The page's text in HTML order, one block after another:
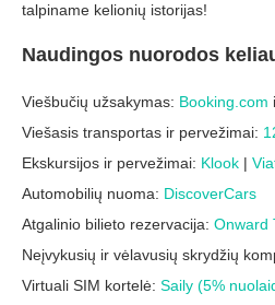
talpiname kelionių istorijas!
Naudingos nuorodos
Viešbučių užsakymas: Booking.com
Viešasis transportas ir pervežimai:
Ekskursijos ir pervežimai: Klook |
Automobilių nuoma: DiscoverCars
Atgalinio bilieto rezervacija: Onward
Neįvykusių ir vėlavusių skrydžių
Virtuali SIM kortelė: Saily (5%